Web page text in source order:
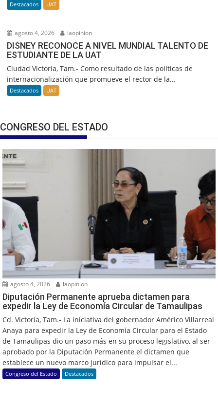
Destacados UAT
agosto 4, 2026 laopinion
DISNEY RECONOCE A NIVEL MUNDIAL TALENTO DE
ESTUDIANTE DE LA UAT
Ciudad Victoria, Tam.- Como resultado de las políticas de
internacionalización que promueve el rector de la...
Destacados UAT
CONGRESO DEL ESTADO
agosto 4, 2026 laopinion
Diputación Permanente aprueba dictamen para
expedir la Ley de Economía Circular de Tamaulipas
Cd. Victoria, Tam.- La iniciativa del gobernador Américo Villarreal
Anaya para expedir la Ley de Economía Circular para el Estado
de Tamaulipas dio un paso más en su proceso legislativo, al ser
aprobado por la Diputación Permanente el dictamen que
establece un nuevo marco jurídico para impulsar el...
Congreso del Estado Destacados